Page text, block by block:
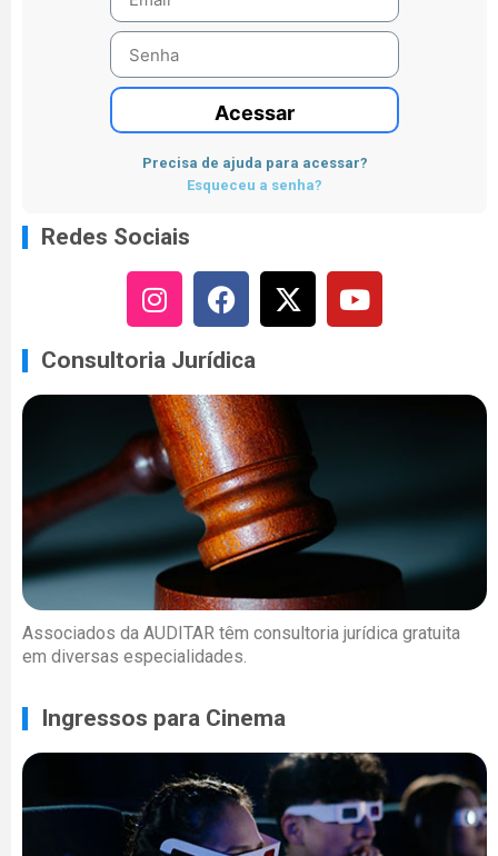
Acessar
Precisa de ajuda para acessar?
Esqueceu a senha?
Redes Sociais
Consultoria Jurídica
Associados da AUDITAR têm consultoria jurídica gratuita
em diversas especialidades.
Ingressos para Cinema